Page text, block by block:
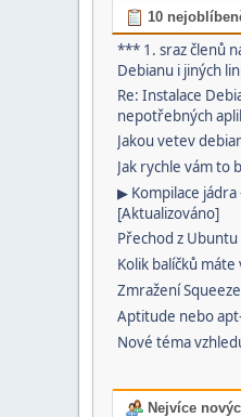
10
*** 1. sraz členů
Debianu i jiných
Re: Instalace
nepotřebných
Jakou vetev
Jak rychle vám to
▶ Kompilace
[Aktualizováno]
Přechod z
Kolik balíčků máte
Zmražení Squeeze
Aptitude nebo
Nové téma
Nejvíce